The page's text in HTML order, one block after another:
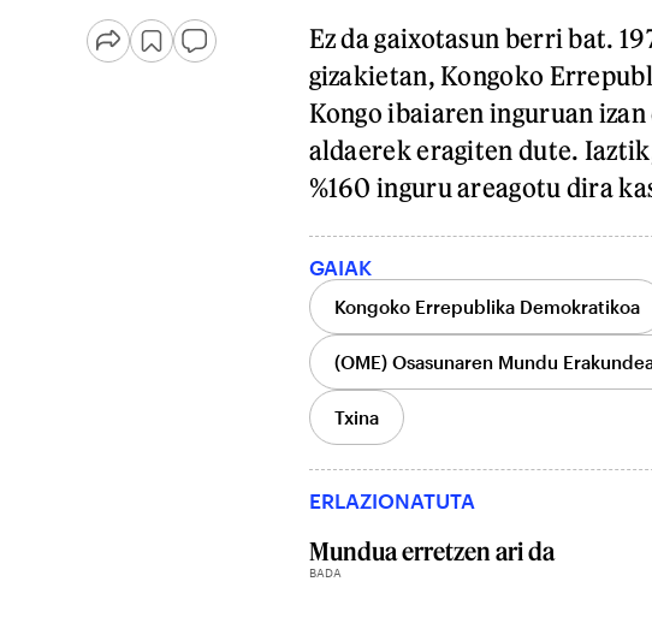
Ez da gaixotasun berri bat.
gizakietan, Kongoko
Kongo ibaiaren inguruan
aldaerek eragiten dute.
%160 inguru areagotu dira
GAIAK
Kongoko Errepublika Demokratikoa
(OME) Osasunaren Mundu
Txina
ERLAZIONATUTA
Mundua erretzen ari da
BADA